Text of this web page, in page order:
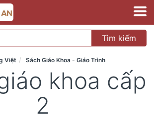
Tìm kiếm
Việt Sách Giáo Khoa - Giáo Trình
khoa cấp
2